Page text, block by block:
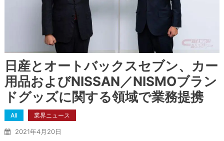
日産とオートバックスセブン、カー
用品およびNISSAN／NISMOブラン
ドグッズに関する領域で業務提携
All 業界ニュース
2021年4月20日